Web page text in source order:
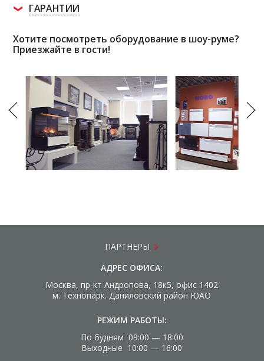
ГАРАНТИИ
Хотите посмотреть оборудование в шоу-руме?
Приезжайте в гости!
ПАРТНЕРЫ
АДРЕС ОФИСА:
Москва, пр-кт Андропова, 18к5, офис 1402
м. Технопарк. Даниловский район ЮАО
РЕЖИМ РАБОТЫ:
По будням 09:00 — 18:00
Выходные 10:00 — 16:00